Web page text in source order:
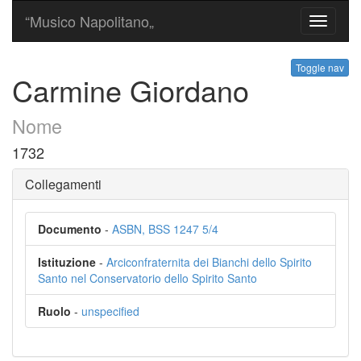
Toggle
“Musico Napolitano„
Toggle nav
Carmine Giordano
Nome
1732
Collegamenti
Documento - ASBN, BSS 1247 5/4
Istituzione - Arciconfraternita dei Bianchi dello Spirito
Santo nel Conservatorio dello Spirito Santo
Ruolo - unspecified